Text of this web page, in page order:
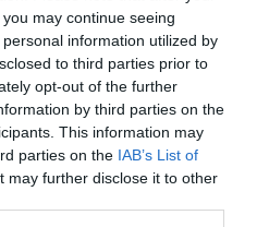
may continue seeing
information utilized by
to third parties prior to
opt-out of the further
by third parties on the
This information may
parties on the IAB’s List of
may further disclose it to other
DHC-515: «Θα
θα πραγματοποιούν